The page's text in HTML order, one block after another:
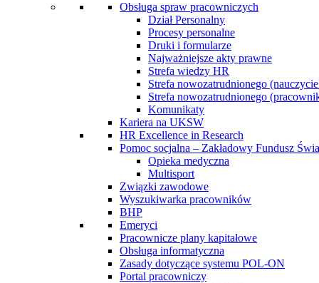
Obsługa spraw pracowniczych
Dział Personalny
Procesy personalne
Druki i formularze
Najważniejsze akty prawne
Strefa wiedzy HR
Strefa nowozatrudnionego
Strefa nowozatrudnionego
Komunikaty
Kariera na UKSW
HR Excellence in Research
Pomoc socjalna – Zakładowy Fundusz
Opieka medyczna
Multisport
Związki zawodowe
Wyszukiwarka pracowników
BHP
Emeryci
Pracownicze plany kapitałowe
Obsługa informatyczna
Zasady dotyczące systemu POL-ON
Portal pracowniczy